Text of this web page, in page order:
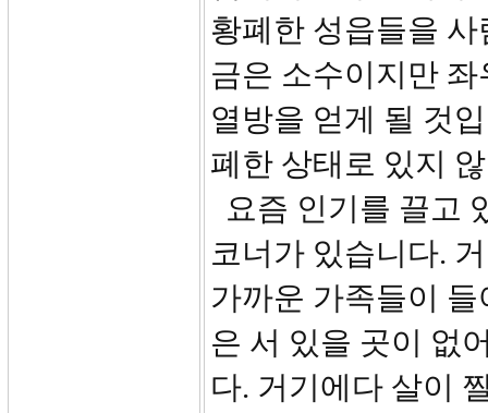
황폐한 성읍들을
금은 소수이지만
열방을 얻게 될 것
폐한 상태로 있지
요즘 인기를 끌고
코너가 있습니다.
가까운 가족들이
은 서 있을 곳이 없
다. 거기에다 살이